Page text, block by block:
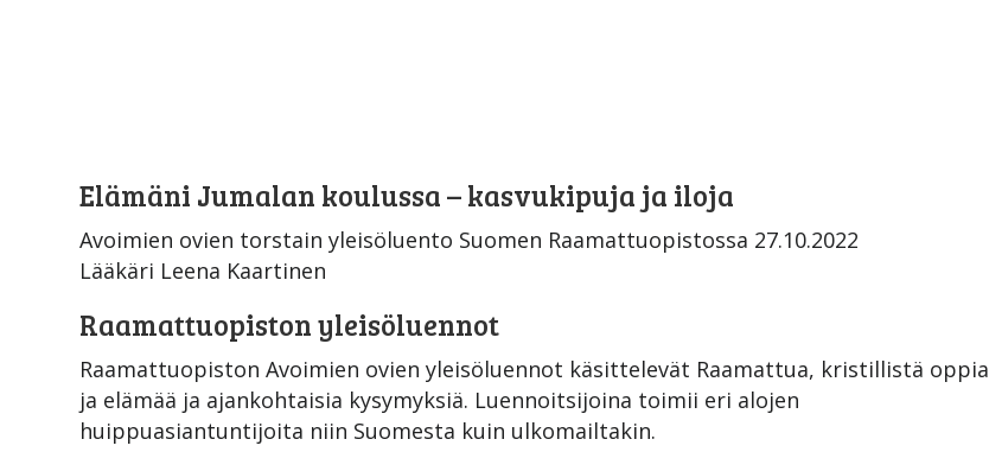
Elämäni Jumalan koulussa – kasvukipuja ja iloja
Avoimien ovien torstain yleisöluento Suomen Raamattuopistossa 27.10.2022
Lääkäri Leena Kaartinen
Raamattuopiston yleisöluennot
Raamattuopiston Avoimien ovien yleisöluennot käsittelevät Raamattua, kristillistä oppia
ja elämää ja ajankohtaisia kysymyksiä. Luennoitsijoina toimii eri alojen
huippuasiantuntijoita niin Suomesta kuin ulkomailtakin.